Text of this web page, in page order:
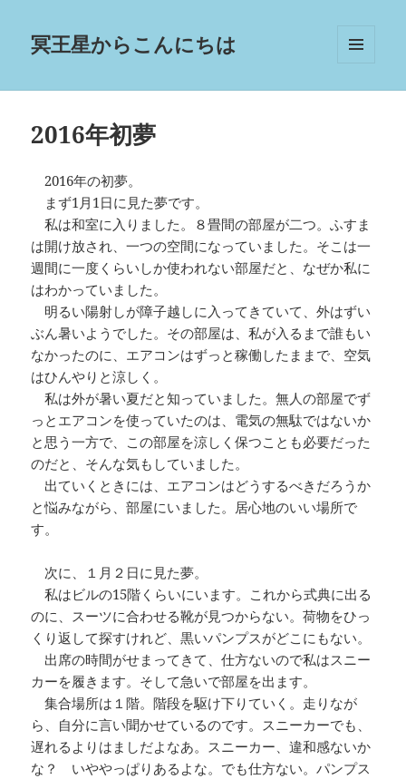
冥王星からこんにちは
ーとウ
2016年初夢
2016年の初夢。
まず1月1日に見た夢です。
私は和室に入りました。８畳間の部屋が二つ。ふすま
は開け放され、一つの空間になっていました。そこは一
週間に一度くらいしか使われない部屋だと、なぜか私に
はわかっていました。
明るい陽射しが障子越しに入ってきていて、外はずい
ぶん暑いようでした。その部屋は、私が入るまで誰もい
なかったのに、エアコンはずっと稼働したままで、空気
はひんやりと涼しく。
私は外が暑い夏だと知っていました。無人の部屋でず
っとエアコンを使っていたのは、電気の無駄ではないか
と思う一方で、この部屋を涼しく保つことも必要だった
のだと、そんな気もしていました。
出ていくときには、エアコンはどうするべきだろうか
と悩みながら、部屋にいました。居心地のいい場所で
す。
次に、１月２日に見た夢。
私はビルの15階くらいにいます。これから式典に出る
のに、スーツに合わせる靴が見つからない。荷物をひっ
くり返して探すけれど、黒いパンプスがどこにもない。
出席の時間がせまってきて、仕方ないので私はスニー
カーを履きます。そして急いで部屋を出ます。
集合場所は１階。階段を駆け下りていく。走りなが
ら、自分に言い聞かせているのです。スニーカーでも、
遅れるよりはましだよなあ。スニーカー、違和感ないか
な？ いややっぱりあるよな。でも仕方ない。パンプス